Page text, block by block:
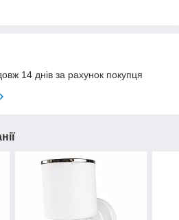
14 днів за рахунок покупця